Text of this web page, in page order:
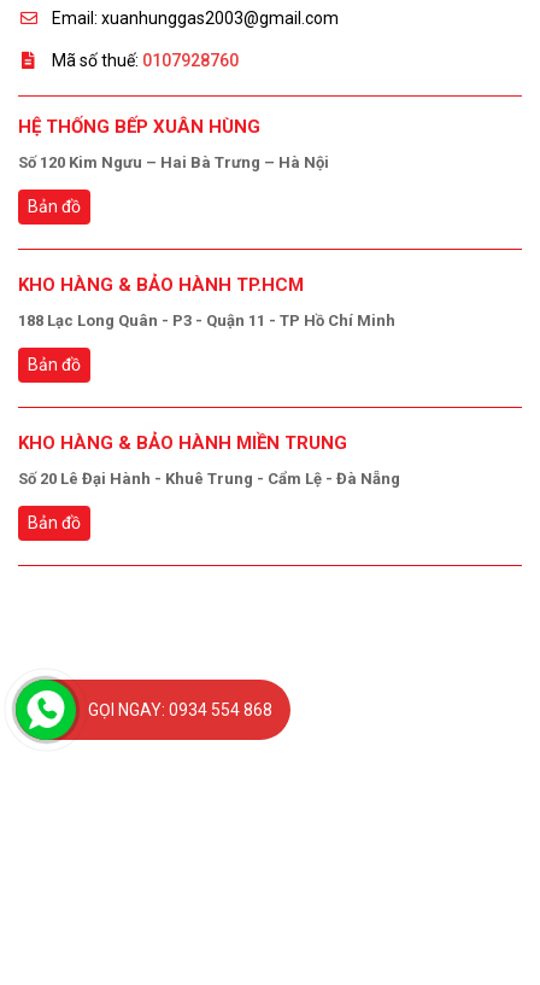
Email: xuanhunggas2003@gmail.com
Mã số thuế: 0107928760
HỆ THỐNG BẾP XUÂN HÙNG
Số 120 Kim Ngưu – Hai Bà Trưng – Hà Nội
Bản đồ
KHO HÀNG & BẢO HÀNH TP.HCM
188 Lạc Long Quân - P3 - Quận 11 - TP Hồ Chí Minh
Bản đồ
KHO HÀNG & BẢO HÀNH MIỀN TRUNG
Số 20 Lê Đại Hành - Khuê Trung - Cẩm Lệ - Đà Nẵng
Bản đồ
GỌI NGAY: 0934 554 868